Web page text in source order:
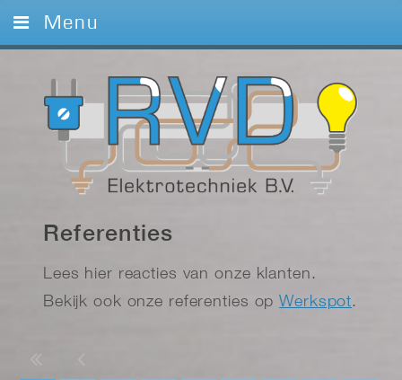
Menu
Diensten
Referenties
Contact
Referenties
Lees hier reacties van onze klanten.
Bekijk ook onze referenties opWerkspot.